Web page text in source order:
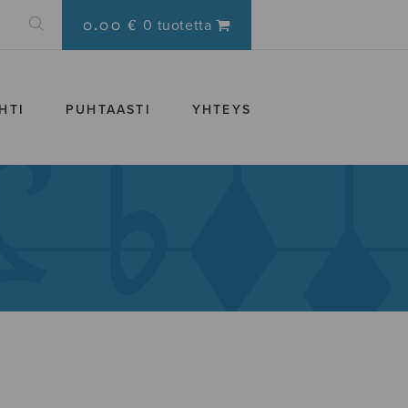
0.00 € 0 tuotetta
PUHTAASTI YHTEYS